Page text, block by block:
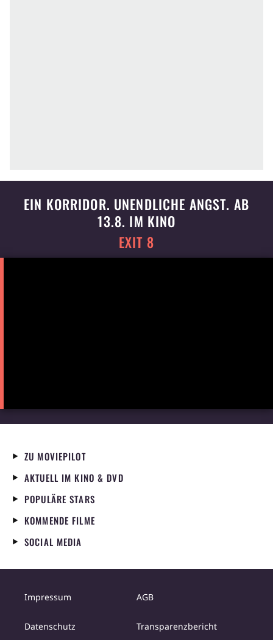
EIN KORRIDOR. UNENDLICHE ANGST. AB
13.8. IM KINO
EXIT 8
ZU MOVIEPILOT
AKTUELL IM KINO & DVD
POPULÄRE STARS
KOMMENDE FILME
SOCIAL MEDIA
Impressum AGB
Datenschutz Transparenzbericht